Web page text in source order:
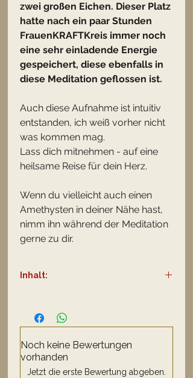
zwei großen Eichen. Dieser Platz
hatte nach ein paar Stunden
FrauenKRAFTKreis immer noch
eine sehr einladende Energie
gespeichert, diese ebenfalls in
diese Meditation geflossen ist.
Auch diese Aufnahme ist intuitiv
entstanden, ich weiß vorher nicht
was kommen mag.
Lass dich mitnehmen - auf eine
heilsame Reise für dein Herz.
Wenn du vielleicht auch einen
Amethysten in deiner Nähe hast,
nimm ihn während der Meditation
gerne zu dir.
Inhalt:
Noch keine Bewertungen
vorhanden
Jetzt die erste Bewertung abgeben.